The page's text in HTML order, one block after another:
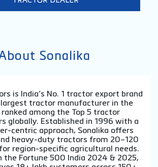
Sonalika
is India’s No. 1 tractor export brand
largest tractor manufacturer in the
among the Top 5 tractor
globally. Established in 1996 with a
centric approach, Sonalika offers
heavy-duty tractors from 20–120
for region-specific agricultural needs.
the Fortune 500 India 2024 & 2025,